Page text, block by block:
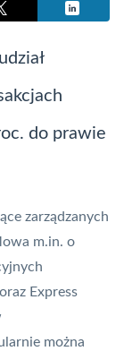
do prawie
zarządzanych
m.in. o
Express
można